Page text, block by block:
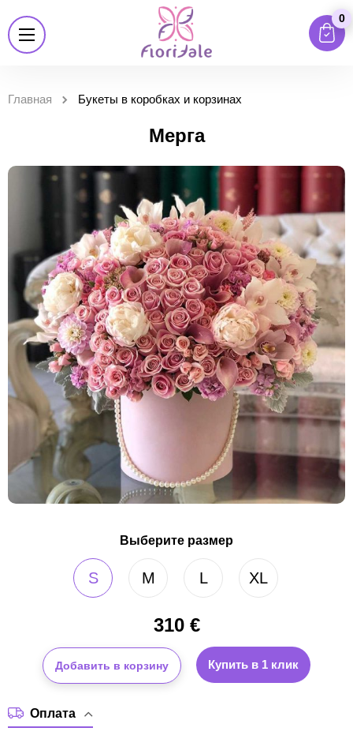
0
Главная Букеты в коробках и корзинах
Мерга
Выберите размер
S M L XL
310€
Добавить в корзину Купить в 1 клик
Оплата